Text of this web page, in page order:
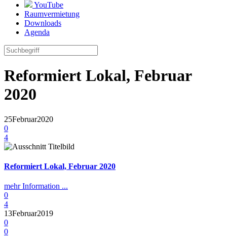
YouTube
Raumvermietung
Downloads
Agenda
Reformiert Lokal, Februar
2020
25Februar2020
0
4
Reformiert Lokal, Februar 2020
mehr Information ...
0
4
13Februar2019
0
0